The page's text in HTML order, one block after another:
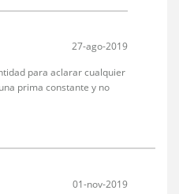
27-ago-2019
para aclarar cualquier
prima constante y no
01-nov-2019